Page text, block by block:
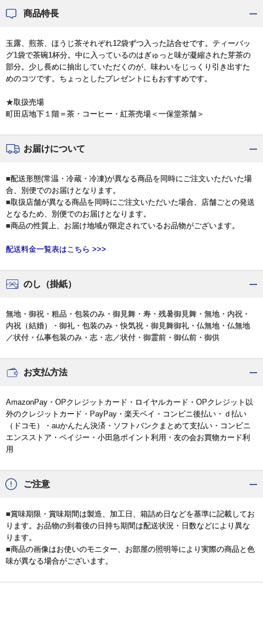
商品特長
玉露、煎茶、ほうじ茶それぞれ12袋ずつ入った詰合せです。ティーバッ
グ1袋で茶碗1杯分。中に入っているのはぎゅっと味が凝縮された芽茶の
部分。少し長めに抽出していただくのが、味わいをじっくり引き出すた
めのコツです。ちょっとしたプレゼントにもおすすめです。
★取扱売場
町田店地下１階＝茶・コーヒー・紅茶売場＜一保堂茶舗＞
お届けについて
■配送形態(常温・冷蔵・冷凍)が異なる商品を同時にご注文いただいた場
合、別便でのお届けとなります。
■取扱店舗が異なる商品を同時にご注文いただいた場合、店舗ごとの発送
となるため、別便でのお届けとなります。
■商品の性質上、お届け地域が限定されているお品物がございます。
配送料金一覧表はこちら >>>
のし（掛紙）
無地・御祝・粗品・包装のみ・御見舞・寿・残暑御見舞・無地・内祝・
内祝（結婚）・御礼・包装のみ・快気祝・御見舞御礼・仏無地・仏無地
／状付・仏事包装のみ・志・志／状付・御霊前・御仏前・御供
お支払方法
AmazonPay・OPクレジットカード・ロイヤルカード・OPクレジット以
外のクレジットカード・PayPay・楽天ペイ・コンビニ後払い・ｄ払い
（ドコモ）・auかんたん決済・ソフトバンクまとめて支払い・コンビニ
エンスストア・ペイジー・小田急ポイント利用・友の会お買物カード利
用
ご注意
■賞味期限・賞味期間は製造、加工日、箱詰め日などを基準に記載してお
ります。お品物の到着後の日持ち期間は配送状況・日数などにより異な
ります。
■商品の画像はお使いのモニター、お部屋の照明等により実際の商品と色
味が異なる場合がございます。